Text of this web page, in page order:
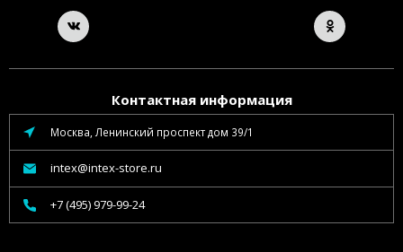
Контактная информация
Москва, Ленинский проспект дом 39/1
intex@intex-store.ru
+7 (495) 979-99-24